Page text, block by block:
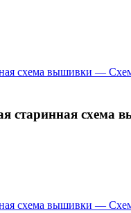
старинная схема